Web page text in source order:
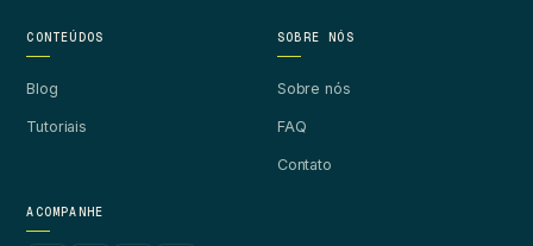
CONTEÚDOS
Blog
Tutoriais
SOBRE NÓS
Sobre nós
FAQ
Contato
ACOMPANHE